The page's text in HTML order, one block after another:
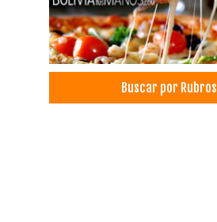
Buscar por Rubros